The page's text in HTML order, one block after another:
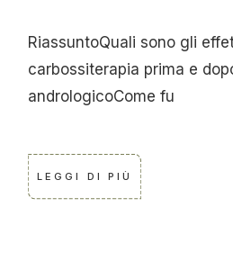
RiassuntoQuali sono gli
carbossiterapia prima e
andrologicoCome fu
LEGGI DI PIÙ